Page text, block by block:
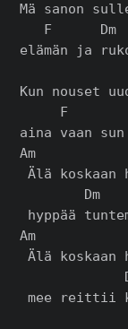
Mä sanon
F      Dm
elämän ja
Kun nouset
F
aina vaan sun
Am
Älä koskaan
Dm
hyppää
Am
Älä koskaan
mee reittii